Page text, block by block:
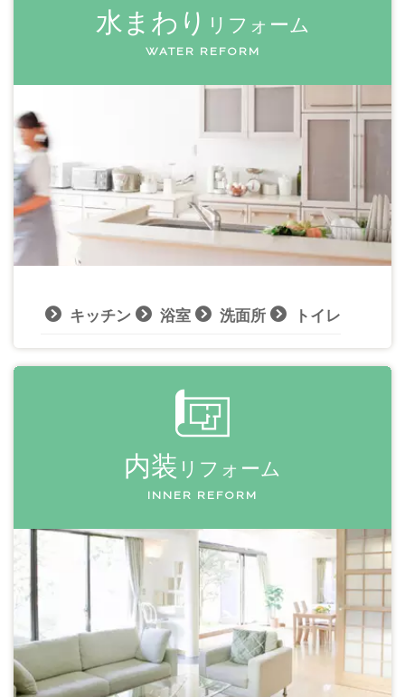
水まわり リフォーム
WATER REFORM
キッチン 浴室 洗面所 トイレ
内装 リフォーム
INNER REFORM